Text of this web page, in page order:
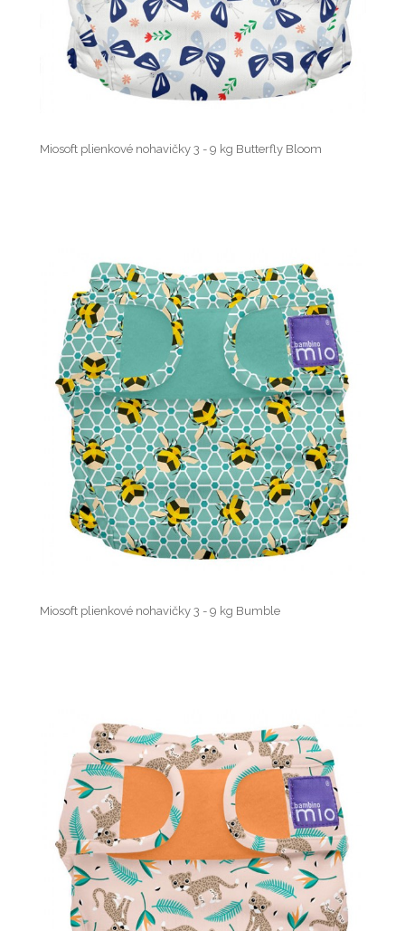
Miosoft plienkové nohavičky 3 - 9 kg Butterfly Bloom
Miosoft plienkové nohavičky 3 - 9 kg Bumble